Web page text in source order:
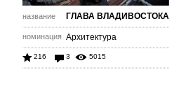
название ГЛАВА ВЛАДИВОСТОКА
номинация Архитектура
216 3 5015